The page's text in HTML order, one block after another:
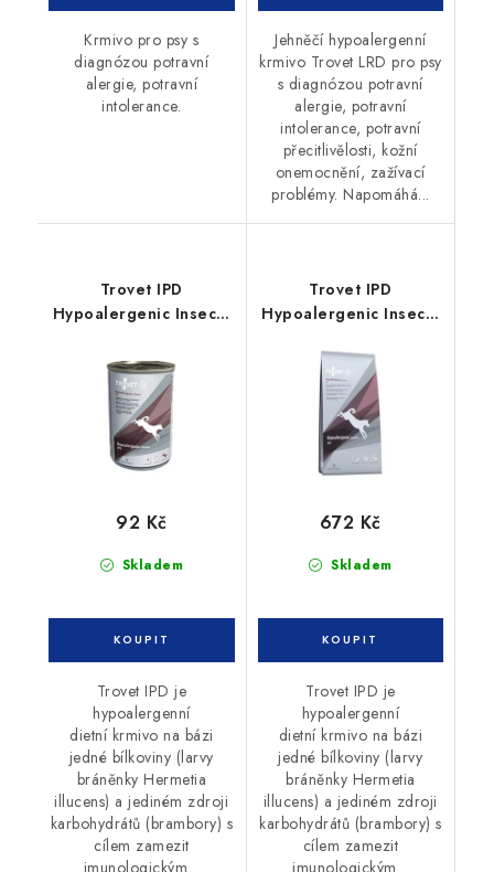
Krmivo pro psy s
diagnózou potravní
alergie, potravní
intolerance.
Jehněčí hypoalergenní
krmivo Trovet LRD pro psy
s diagnózou potravní
alergie, potravní
intolerance, potravní
přecitlivělosti, kožní
onemocnění, zažívací
problémy. Napomáhá...
Trovet IPD
Hypoalergenic Insects
Skladem
92 Kč
Trovet IPD je
hypoalergenní
dietní krmivo na bázi
jedné bílkoviny (larvy
bráněnky Hermetia
illucens) a jediném zdroji
karbohydrátů (brambory) s
cílem zamezit
imunologickým...
Trovet IPD
Hypoalergenic Insects
Skladem
672 Kč
Trovet IPD je
hypoalergenní
dietní krmivo na bázi
jedné bílkoviny (larvy
bráněnky Hermetia
illucens) a jediném zdroji
karbohydrátů (brambory) s
cílem zamezit
imunologickým...